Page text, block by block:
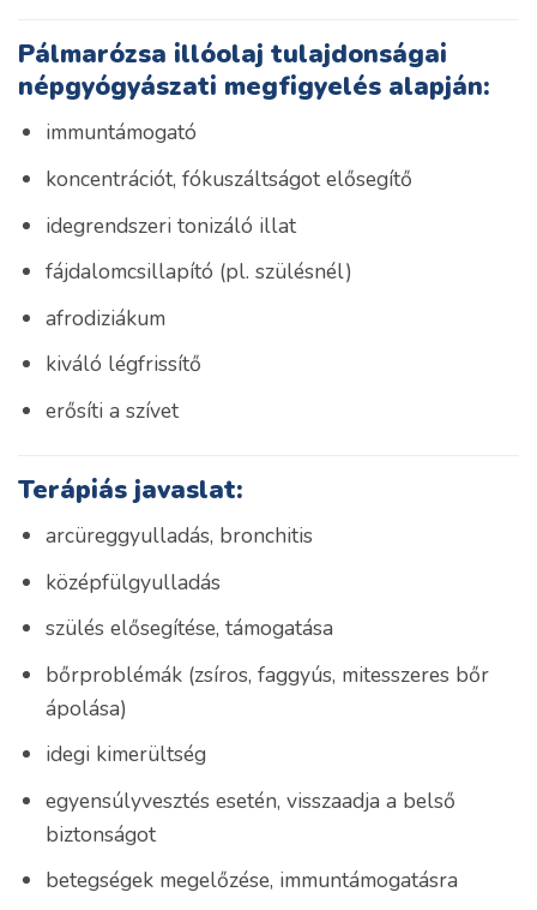
Pálmarózsa illóolaj tulajdonságai
népgyógyászati megfigyelés alapján:
immuntámogató
koncentrációt, fókuszáltságot elősegítő
idegrendszeri tonizáló illat
fájdalomcsillapító (pl. szülésnél)
afrodiziákum
kiváló légfrissítő
erősíti a szívet
Terápiás javaslat:
arcüreggyulladás, bronchitis
középfülgyulladás
szülés elősegítése, támogatása
bőrproblémák (zsíros, faggyús, mitesszeres bőr
ápolása)
idegi kimerültség
egyensúlyvesztés esetén, visszaadja a belső
biztonságot
betegségek megelőzése, immuntámogatásra